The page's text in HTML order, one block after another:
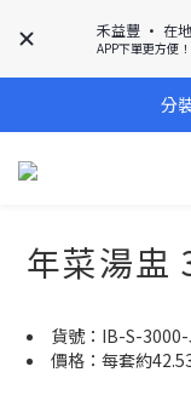
禾益豐 • 在
APP下單更方便！
分
年菜湯盅
貨號：IB-S-
價格：每套約